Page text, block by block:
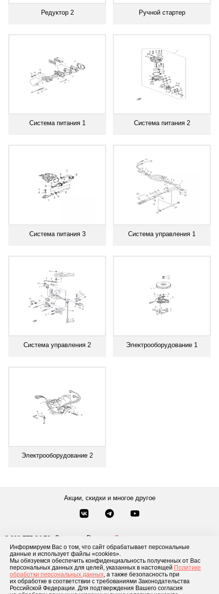
Информируем Вас о том, что сайт обрабатывает персональные
данные и использует файлы «cookies».
Мы обязуемся обеспечить конфиденциальность полученных от Вас
персональных данных для целей, указанных в настоящей Политике
обработки персональных данных, а также безопасность при
их обработке в соответствии с требованиями Законодательства
Российской Федерации. Для подтверждения Вашего согласия
Редуктор 2 Ручной стартер
Система питания 1 Система питания 2
Система питания 3 Система управления 1
Система управления 2 Электрооборудование 1
Электрооборудование 2
Акции, скидки и многое другое
8-800-777-84-76 Звонки по России
Заказать звонок
8 495 181-69-06
Москва
Каталог товаров О компании Доставка и оплата Блог
Условия рассрочки
Контакты